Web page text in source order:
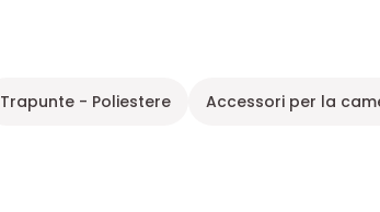
Trapunte - Poliestere Accessori per la